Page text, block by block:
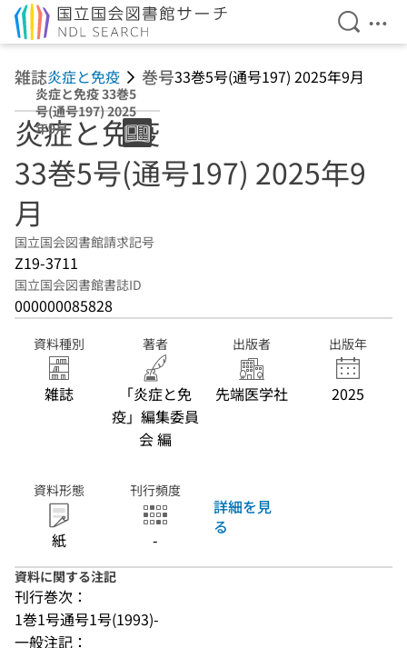
検索を
メ
雑誌炎症と免疫 巻号33巻5号(通号197) 2025年9月
炎症と免疫 33巻5
号(通号197) 2025
年9月
炎症と免疫
33巻5号(通号197) 2025年9
月
国立国会図書館請求記号
Z19-3711
国立国会図書館書誌ID
000000085828
資料種別
雑誌
著者
「炎症と免
疫」編集委員
会 編
出版者
先端医学社
出版年
2025
資料形態
紙
刊行頻度
-
詳細を見
る
資料に関する注記
刊行巻次：
1巻1号通号1号(1993)-
一般注記：